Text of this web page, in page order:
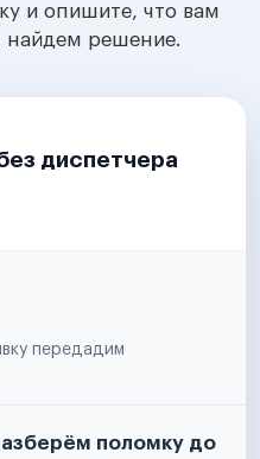
и опишите, что вам
решение.
диспетчера
передадим
поломку до